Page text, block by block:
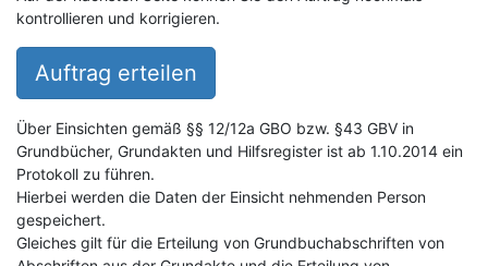
kontrollieren und korrigieren.
Auftrag erteilen
Über Einsichten gemäß §§ 12/12a GBO bzw. §43 GBV in
Grundbücher, Grundakten und Hilfsregister ist ab 1.10.2014 ein
Protokoll zu führen.
Hierbei werden die Daten der Einsicht nehmenden Person
gespeichert.
Gleiches gilt für die Erteilung von Grundbuchabschriften von